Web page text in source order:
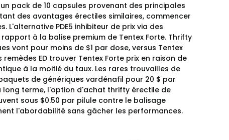
pack de 10 capsules provenant des principales
des avantages érectiles similaires, commencer
PDE5 inhibiteur de prix via des
à la balise premium de Tentex Forte. Thrifty
vont pour moins de $1 par dose, versus Tentex
ED trouver Tentex Forte prix en raison de
à la moitié du taux. Les rares trouvailles de
de génériques vardénafil pour 20 $ par
long terme, l'option d'achat thrifty érectile de
sous $0.50 par pilule contre le balisage
l'abordabilité sans gâcher les performances.